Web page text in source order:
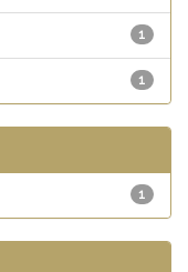
1
1
1